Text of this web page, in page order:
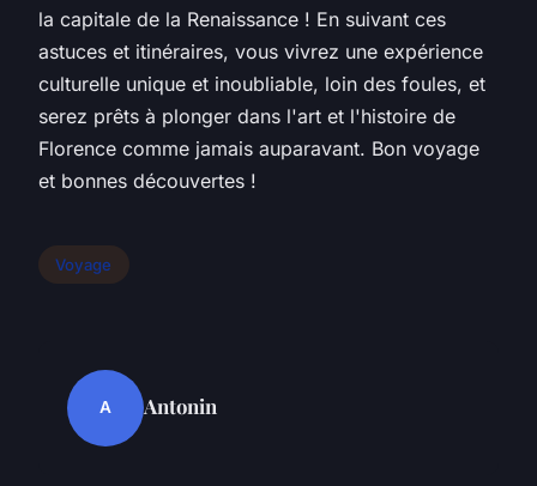
la capitale de la Renaissance ! En suivant ces
astuces et itinéraires, vous vivrez une expérience
culturelle unique et inoubliable, loin des foules, et
serez prêts à plonger dans l'art et l'histoire de
Florence comme jamais auparavant. Bon voyage
et bonnes découvertes !
Voyage
A Antonin